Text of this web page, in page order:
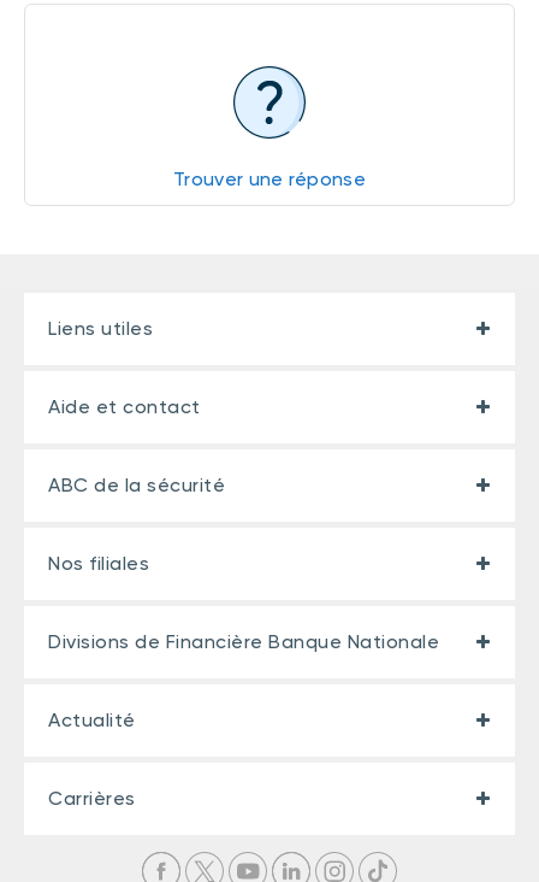
Trouver une réponse
Liens utiles
Aide et contact
ABC de la sécurité
Nos filiales
Divisions de Financière Banque Nationale
Actualité
Carrières